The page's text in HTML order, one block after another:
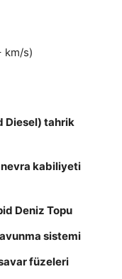
km/s)
Diesel) tahrik
kabiliyeti
Deniz Topu
sistemi
füzeleri